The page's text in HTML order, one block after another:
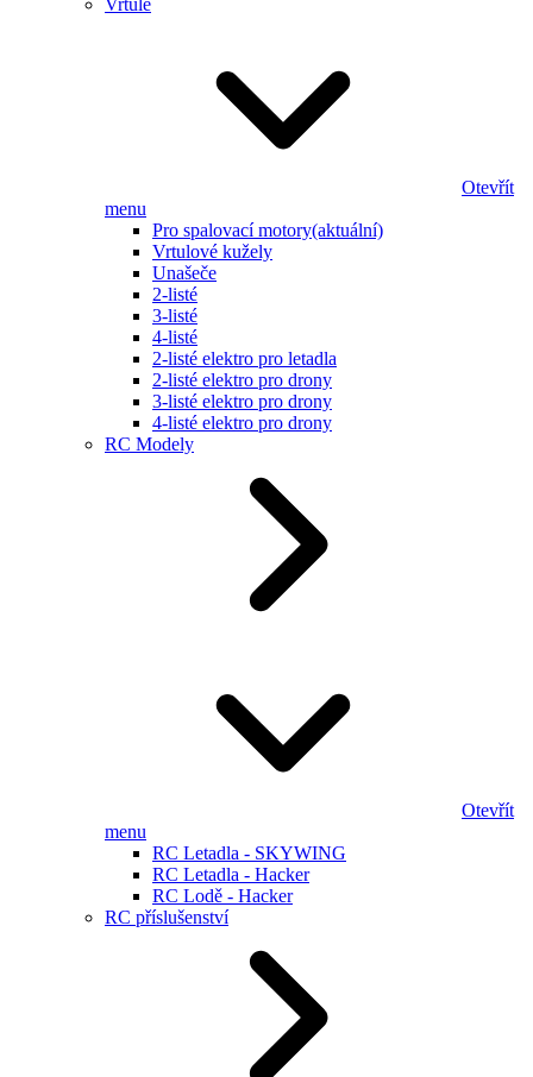
Vrtule
Otevřít
menu
Pro spalovací motory(aktuální)
Vrtulové kužely
Unašeče
2-listé
3-listé
4-listé
2-listé elektro pro letadla
2-listé elektro pro drony
3-listé elektro pro drony
4-listé elektro pro drony
RC Modely
Otevřít
menu
RC Letadla - SKYWING
RC Letadla - Hacker
RC Lodě - Hacker
RC příslušenství